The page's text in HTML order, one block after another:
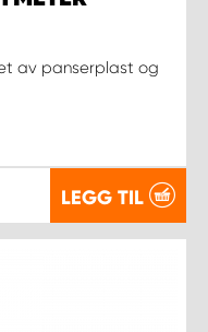
av panserplast og
LEGG TIL